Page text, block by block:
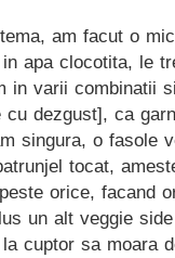
am facut o
apa clocotita, le
in varii combinatii
dezgust], ca
singura, o fasole
tocat,
orice, facand
un alt veggie
cuptor sa moara